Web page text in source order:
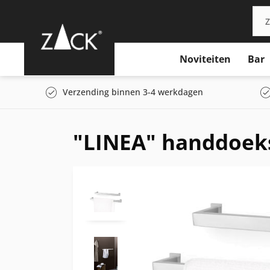
Noviteiten Bar
Verzending binnen 3-4 werkdagen
"LINEA"